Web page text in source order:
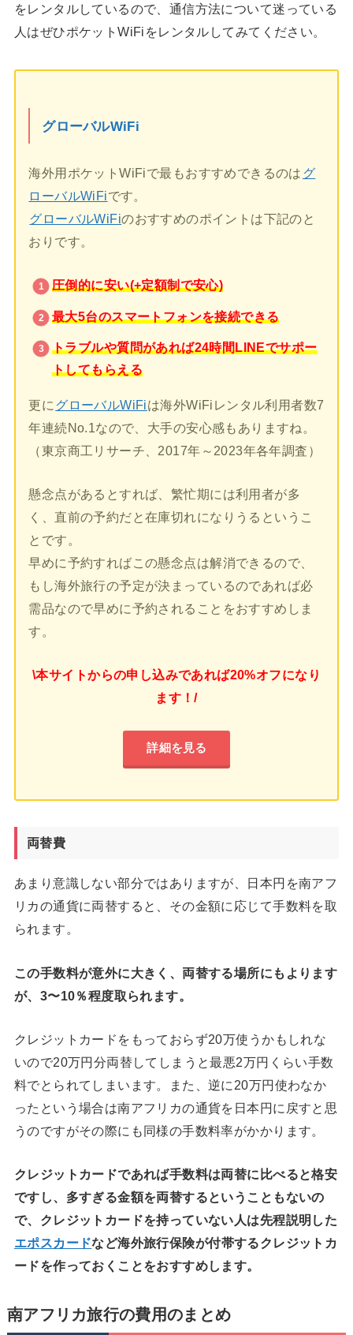
をレンタルしているので、通信方法について迷っている
人はぜひポケットWiFiをレンタルしてみてください。
グローバルWiFi
海外用ポケットWiFiで最もおすすめできるのは グ
ローバルWiFiです。
グローバルWiFiのおすすめのポイントは下記のと
おりです。
圧倒的に安い(+定額制で安心)
最大5台のスマートフォンを接続できる
トラブルや質問があれば24時間LINEでサポー
トしてもらえる
更に グローバルWiFiは海外WiFiレンタル利用者数7
年連続No.1なので、大手の安心感もありますね。
（東京商工リサーチ、2017年～2023年各年調査）
懸念点があるとすれば、繁忙期には利用者が多
く、直前の予約だと在庫切れになりうるというこ
とです。
早めに予約すればこの懸念点は解消できるので、
もし海外旅行の予定が決まっているのであれば必
需品なので早めに予約されることをおすすめしま
す。
\本サイトからの申し込みであれば20%オフになり
ます！/
詳細を見る
両替費
あまり意識しない部分ではありますが、日本円を南アフ
リカの通貨に両替すると、その金額に応じて手数料を取
られます。
この手数料が意外に大きく、両替する場所にもよります
が、3〜10％程度取られます。
クレジットカードをもっておらず20万使うかもしれな
いので20万円分両替してしまうと最悪2万円くらい手数
料でとられてしまいます。また、逆に20万円使わなか
ったという場合は南アフリカの通貨を日本円に戻すと思
うのですがその際にも同様の手数料率がかかります。
クレジットカードであれば手数料は両替に比べると格安
ですし、多すぎる金額を両替するということもないの
で、クレジットカードを持っていない人は先程説明した
エポスカードなど海外旅行保険が付帯するクレジットカ
ードを作っておくことをおすすめします。
南アフリカ旅行の費用のまとめ